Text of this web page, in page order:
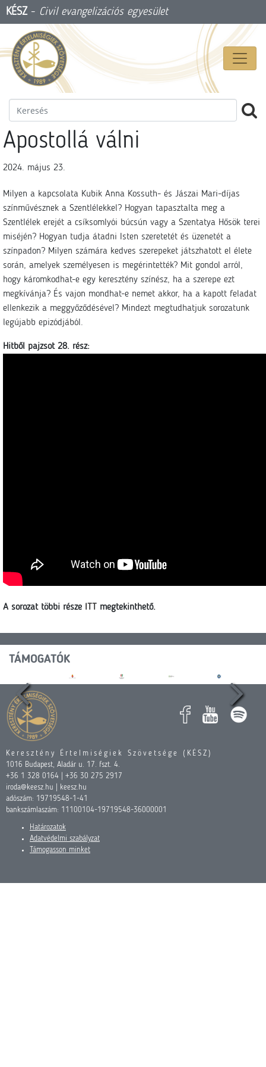
KÉSZ- Civil evangelizációs egyesület
Apostollá válni
2024. május 23.
Milyen a kapcsolata Kubik Anna Kossuth- és Jászai Mari-díjas
színművésznek a Szentlélekkel? Hogyan tapasztalta meg a
Szentlélek erejét a csíksomlyói búcsún vagy a Szentatya Hősök terei
miséjén? Hogyan tudja átadni Isten szeretetét és üzenetét a
színpadon? Milyen számára kedves szerepeket játszhatott el élete
során, amelyek személyesen is megérintették? Mit gondol arról,
hogy káromkodhat-e egy keresztény színész, ha a szerepe ezt
megkívánja? És vajon mondhat-e nemet akkor, ha a kapott feladat
ellenkezik a meggyőződésével? Mindezt megtudhatjuk sorozatunk
legújabb epizódjából.
Hitből pajzsot 28. rész:
A sorozat többi része ITT megtekinthető.
TÁMOGATÓK
Keresztény Értelmiségiek Szövetsége (KÉSZ)
1016 Budapest, Aladár u. 17. fszt. 4.
+36 1 328 0164 | +36 30 275 2917
iroda@keesz.hu | keesz.hu
adószám: 19719548-1-41
bankszámlaszám: 11100104-19719548-36000001
Határozatok
Adatvédelmi szabályzat
Támogasson minket